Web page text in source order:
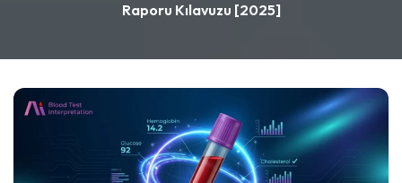
Raporu Kılavuzu [2025]